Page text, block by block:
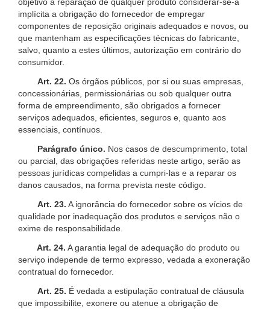
implícita a obrigação do fornecedor de empregar
componentes de reposição originais adequados e novos, ou
que mantenham as especificações técnicas do fabricante,
salvo, quanto a estes últimos, autorização em contrário do
consumidor.
Art. 22. Os órgãos públicos, por si ou suas empresas,
concessionárias, permissionárias ou sob qualquer outra
forma de empreendimento, são obrigados a fornecer
serviços adequados, eficientes, seguros e, quanto aos
essenciais, contínuos.
Parágrafo único. Nos casos de descumprimento, total
ou parcial, das obrigações referidas neste artigo, serão as
pessoas jurídicas compelidas a cumpri-las e a reparar os
danos causados, na forma prevista neste código.
Art. 23. A ignorância do fornecedor sobre os vícios de
qualidade por inadequação dos produtos e serviços não o
exime de responsabilidade.
Art. 24. A garantia legal de adequação do produto ou
serviço independe de termo expresso, vedada a exoneração
contratual do fornecedor.
Art. 25. É vedada a estipulação contratual de cláusula
que impossibilite, exonere ou atenue a obrigação de